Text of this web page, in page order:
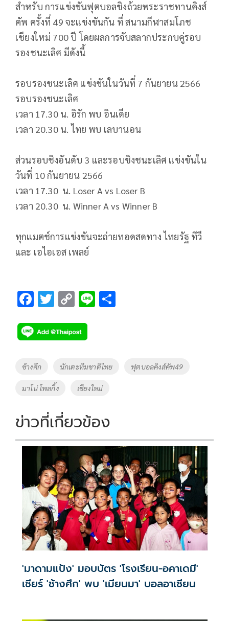
สำหรับ การแข่งขันฟุตบอลชิงถ้วยพระราชทานคิงส์
คัพ ครั้งที่ 49 จะแข่งขันกัน ที่ สนามกีฬาสมโภช
เชียงใหม่ 700 ปี โดยผลการจับสลากประกบคู่รอบ
รองชนะเลิศ มีดังนี้
รอบรองชนะเลิศ แข่งขันในวันที่ 7 กันยายน 2566
รอบรองชนะเลิศ
เวลา 17.30 น. อิรัก พบ อินเดีย
เวลา 20.30 น. ไทย พบ เลบานอน
ส่วนรอบชิงอันดับ 3 และรอบชิงชนะเลิศ แข่งขันใน
วันที่ 10 กันยายน 2566
เวลา 17.30 น. Loser A vs Loser B
เวลา 20.30 น. Winner A vs Winner B
ทุกแมตช์การแข่งขันจะถ่ายทอดสดทาง ไทยรัฐ ทีวี
และ เอไอเอส เพลย์
F
e
b
o
o
k
T
tt
er
C
p
y
Li
n
k
Li
Tags
ช้างศึก นักเตะทีมชาติไทย ฟุตบอลคิงส์คัพ49
มาโน่ โพลกิ้ง เชียงใหม่
ข่าวที่เกี่ยวข้อง
'มาดามแป้ง' มอบบัตร 'โรงเรียน-อคาเดมี'
เชียร์ 'ช้างศึก' พบ 'เมียนมา' บอลอาเซียน